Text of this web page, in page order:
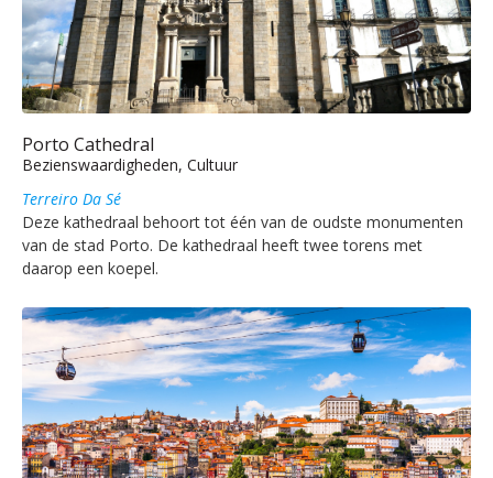
Porto Cathedral
Bezienswaardigheden, Cultuur
Terreiro Da Sé
Deze kathedraal behoort tot één van de oudste monumenten
van de stad Porto. De kathedraal heeft twee torens met
daarop een koepel.